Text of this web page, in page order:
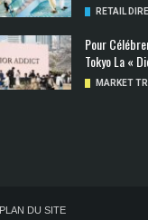
RETAIL
Pour
Tokyo La «
MARKET
PLAN DU SITE